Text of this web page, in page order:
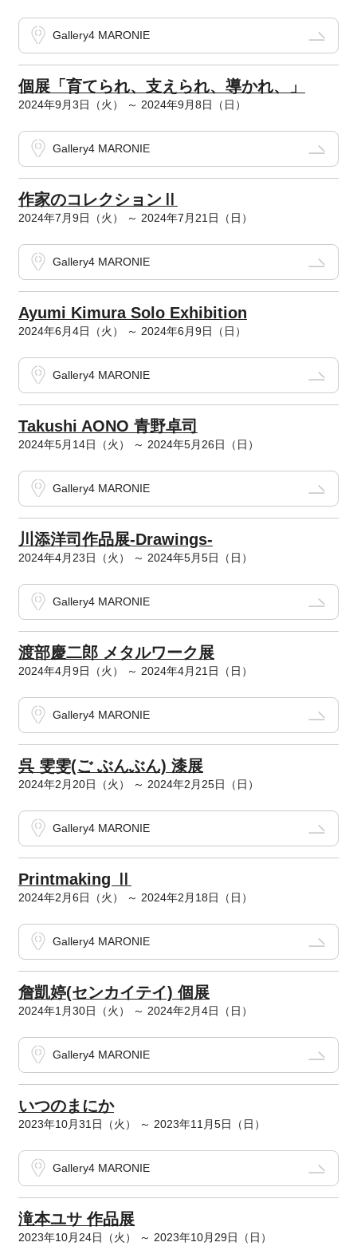
Gallery4 MARONIE
個展「育てられ、支えられ、導かれ、」
2024年9月3日（火） ～ 2024年9月8日（日）
Gallery4 MARONIE
作家のコレクションⅡ
2024年7月9日（火） ～ 2024年7月21日（日）
Gallery4 MARONIE
Ayumi Kimura Solo Exhibition
2024年6月4日（火） ～ 2024年6月9日（日）
Gallery4 MARONIE
Takushi AONO 青野卓司
2024年5月14日（火） ～ 2024年5月26日（日）
Gallery4 MARONIE
川添洋司作品展-Drawings-
2024年4月23日（火） ～ 2024年5月5日（日）
Gallery4 MARONIE
渡部慶二郎 メタルワーク展
2024年4月9日（火） ～ 2024年4月21日（日）
Gallery4 MARONIE
呉 雯雯(ご ぶんぶん) 漆展
2024年2月20日（火） ～ 2024年2月25日（日）
Gallery4 MARONIE
Printmaking Ⅱ
2024年2月6日（火） ～ 2024年2月18日（日）
Gallery4 MARONIE
詹凱婷(センカイテイ) 個展
2024年1月30日（火） ～ 2024年2月4日（日）
Gallery4 MARONIE
いつのまにか
2023年10月31日（火） ～ 2023年11月5日（日）
Gallery4 MARONIE
滝本ユサ 作品展
2023年10月24日（火） ～ 2023年10月29日（日）